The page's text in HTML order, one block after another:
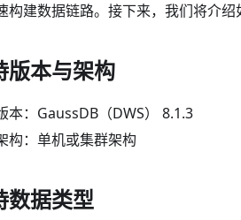
构建数据链路。接下来，我们将介
版本与架构
本：GaussDB（DWS） 8.1.3
构：单机或集群架构
数据类型